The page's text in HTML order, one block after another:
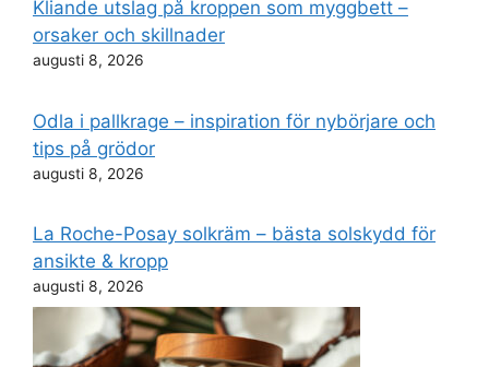
Kliande utslag på kroppen som myggbett –
orsaker och skillnader
augusti 8, 2026
Odla i pallkrage – inspiration för nybörjare och
tips på grödor
augusti 8, 2026
La Roche-Posay solkräm – bästa solskydd för
ansikte & kropp
augusti 8, 2026